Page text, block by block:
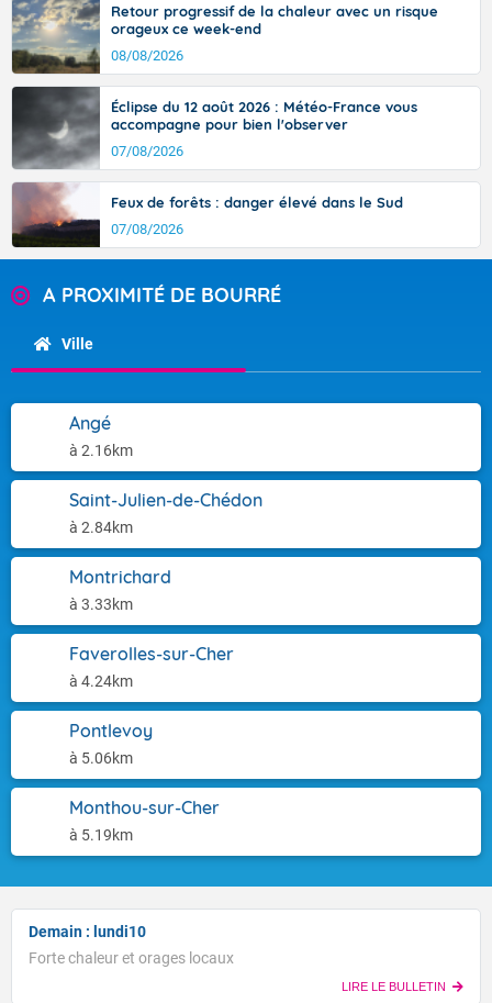
Retour progressif de la chaleur avec un risque
orageux ce week-end
08/08/2026
Éclipse du 12 août 2026 : Météo-France vous
accompagne pour bien l'observer
07/08/2026
Feux de forêts : danger élevé dans le Sud
07/08/2026
A PROXIMITÉ DE BOURRÉ
Ville
Angé
à 2.16km
Saint-Julien-de-Chédon
à 2.84km
Montrichard
à 3.33km
Faverolles-sur-Cher
à 4.24km
Pontlevoy
à 5.06km
Monthou-sur-Cher
à 5.19km
Demain : lundi10
Forte chaleur et orages locaux
LIRE LE BULLETIN